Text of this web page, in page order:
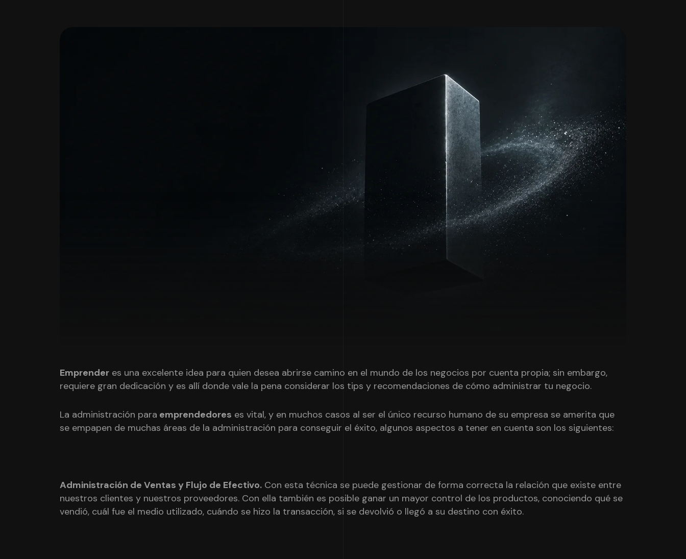
Emprender es una excelente idea para quien desea abrirse camino en el mundo de los negocios por cuenta propia; sin embargo,
requiere gran dedicación y es allí donde vale la pena considerar los tips y recomendaciones de cómo administrar tu negocio.
La administración para emprendedores es vital, y en muchos casos al ser el único recurso humano de su empresa se amerita que
se empapen de muchas áreas de la administración para conseguir el éxito, algunos aspectos a tener en cuenta son los siguientes:
Administración de Ventas y Flujo de Efectivo. Con esta técnica se puede gestionar de forma correcta la relación que existe entre
nuestros clientes y nuestros proveedores. Con ella también es posible ganar un mayor control de los productos, conociendo qué se
vendió, cuál fue el medio utilizado, cuándo se hizo la transacción, si se devolvió o llegó a su destino con éxito.